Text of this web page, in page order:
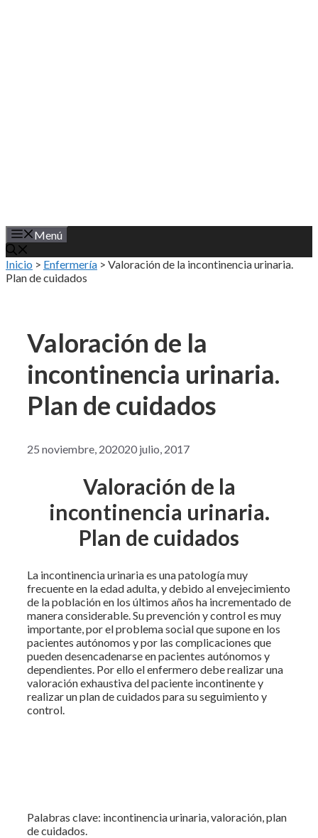
Menú
Inicio > Enfermería > Valoración de la incontinencia urinaria.
Plan de cuidados
Valoración de la
incontinencia urinaria.
Plan de cuidados
25 noviembre, 202020 julio, 2017
Valoración de la
incontinencia urinaria.
Plan de cuidados
La incontinencia urinaria es una patología muy
frecuente en la edad adulta, y debido al envejecimiento
de la población en los últimos años ha incrementado de
manera considerable. Su prevención y control es muy
importante, por el problema social que supone en los
pacientes autónomos y por las complicaciones que
pueden desencadenarse en pacientes autónomos y
dependientes. Por ello el enfermero debe realizar una
valoración exhaustiva del paciente incontinente y
realizar un plan de cuidados para su seguimiento y
control.
Palabras clave: incontinencia urinaria, valoración, plan
de cuidados.